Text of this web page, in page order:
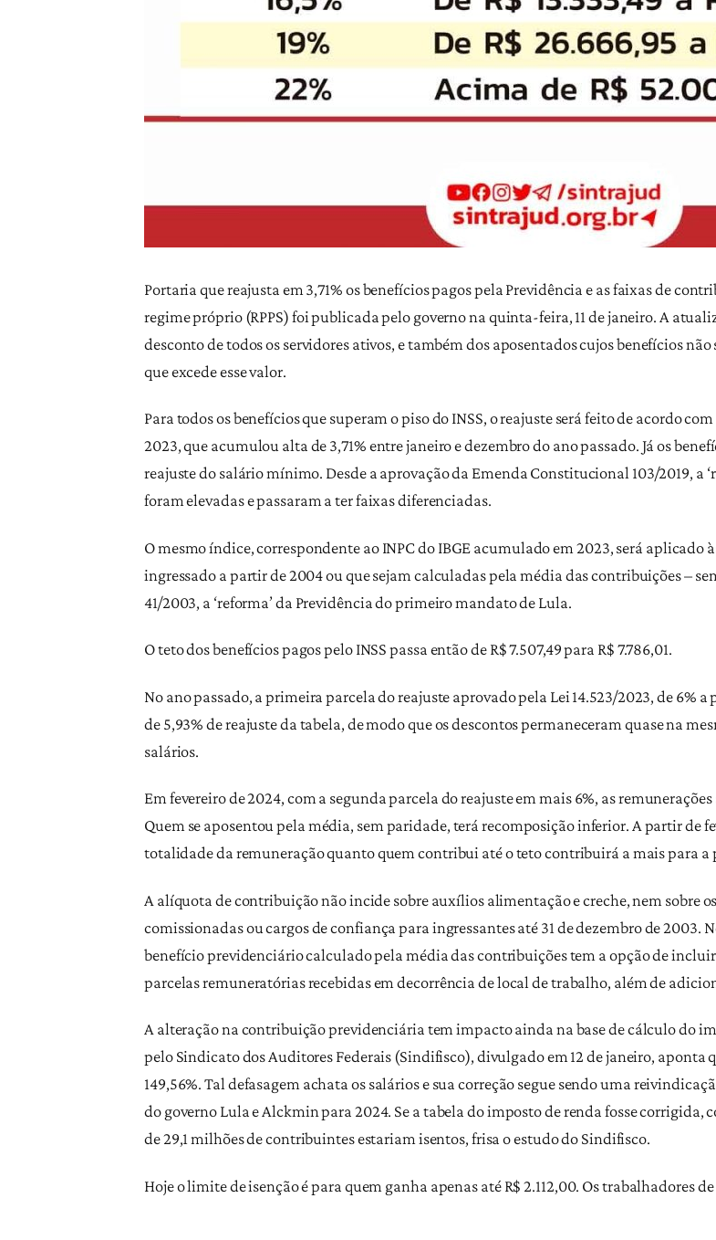
Portaria que reajusta em 3,71% os benefícios pagos pela Previdência e as faixas de
regime próprio (RPPS) foi publicada pelo governo na quinta-feira, 11 de janeiro. A
desconto de todos os servidores ativos, e também dos aposentados cujos benefícios
que excede esse valor.
Para todos os benefícios que superam o piso do INSS, o reajuste será feito de acordo
2023, que acumulou alta de 3,71% entre janeiro e dezembro do ano passado. Já os
reajuste do salário mínimo. Desde a aprovação da Emenda Constitucional 103/2019, a
foram elevadas e passaram a ter faixas diferenciadas.
O mesmo índice, correspondente ao INPC do IBGE acumulado em 2023, será aplicado
ingressado a partir de 2004 ou que sejam calculadas pela média das contribuições –
41/2003, a ‘reforma’ da Previdência do primeiro mandato de Lula.
O teto dos benefícios pagos pelo INSS passa então de R$ 7.507,49 para R$ 7.786,01.
No ano passado, a primeira parcela do reajuste aprovado pela Lei 14.523/2023, de 6%
de 5,93% de reajuste da tabela, de modo que os descontos permaneceram quase na
salários.
Em fevereiro de 2024, com a segunda parcela do reajuste em mais 6%, as
Quem se aposentou pela média, sem paridade, terá recomposição inferior. A partir de
totalidade da remuneração quanto quem contribui até o teto contribuirá a mais para a
A alíquota de contribuição não incide sobre auxílios alimentação e creche, nem sobre
comissionadas ou cargos de confiança para ingressantes até 31 de dezembro de 2003.
benefício previdenciário calculado pela média das contribuições tem a opção de incluir
parcelas remuneratórias recebidas em decorrência de local de trabalho, além de
A alteração na contribuição previdenciária tem impacto ainda na base de cálculo do
pelo Sindicato dos Auditores Federais (Sindifisco), divulgado em 12 de janeiro, aponta
149,56%. Tal defasagem achata os salários e sua correção segue sendo uma
do governo Lula e Alckmin para 2024. Se a tabela do imposto de renda fosse corrigida,
de 29,1 milhões de contribuintes estariam isentos, frisa o estudo do Sindifisco.
Hoje o limite de isenção é para quem ganha apenas até R$ 2.112,00. Os trabalhadores